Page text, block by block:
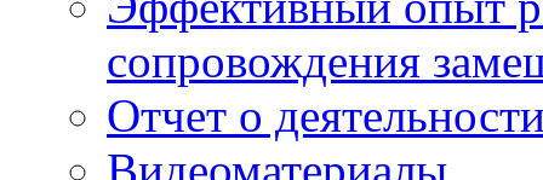
сопровождения
Отчет о